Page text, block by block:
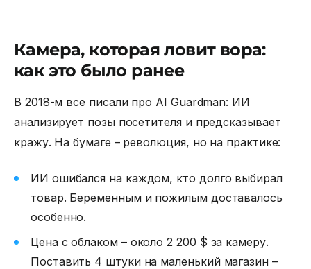
Камера, которая ловит вора:
как это было ранее
В 2018-м все писали про AI Guardman: ИИ
анализирует позы посетителя и предсказывает
кражу. На бумаге – революция, но на практике:
ИИ ошибался на каждом, кто долго выбирал
товар. Беременным и пожилым доставалось
особенно.
Цена с облаком – около 2 200 $ за камеру.
Поставить 4 штуки на маленький магазин –